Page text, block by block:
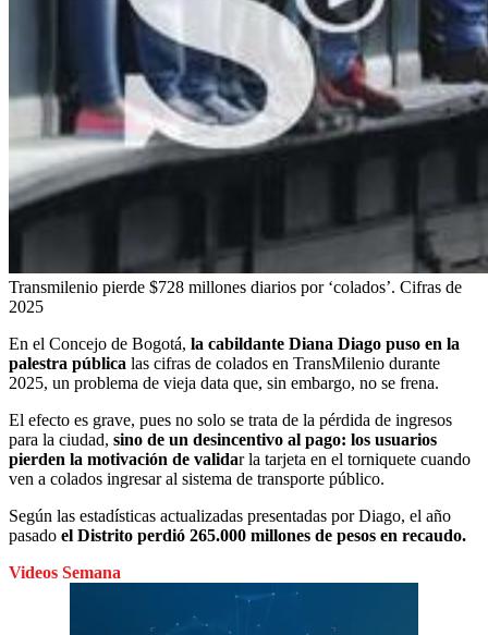
Transmilenio pierde $728 millones diarios por ‘colados’. Cifras de
2025
En el Concejo de Bogotá, la cabildante Diana Diago puso en la
palestra pública las cifras de colados en TransMilenio durante
2025, un problema de vieja data que, sin embargo, no se frena.
El efecto es grave, pues no solo se trata de la pérdida de ingresos
para la ciudad, sino de un desincentivo al pago: los usuarios
pierden la motivación de validar la tarjeta en el torniquete cuando
ven a colados ingresar al sistema de transporte público.
Según las estadísticas actualizadas presentadas por Diago, el año
pasado el Distrito perdió 265.000 millones de pesos en recaudo.
Videos Semana